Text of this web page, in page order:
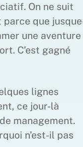
On ne suit
parce que
une aventure
C’est gagné
lignes
ce jour-là
management.
n’est-il pas